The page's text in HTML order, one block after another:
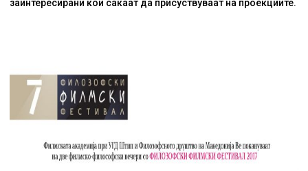
заинтересирани кои сакаат да присуствуваат на проекциите.